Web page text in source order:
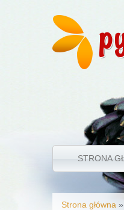
STRONA
Jesteś tutaj
Strona główna